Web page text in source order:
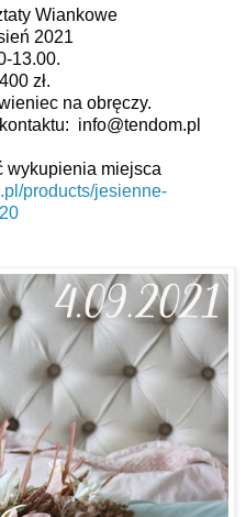
Wiankowe
2021
13.00.
zł.
na obręczy.
info@tendom.pl
wykupienia miejsca
products/jesienne-